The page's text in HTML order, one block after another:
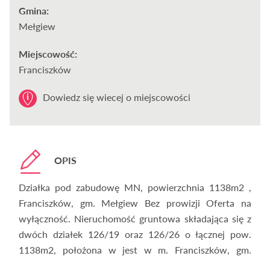
Gmina:
Mełgiew
Miejscowość:
Franciszków
Dowiedz się wiecej o miejscowości
OPIS
Działka pod zabudowę MN, powierzchnia 1138m2 ,
Franciszków, gm. Mełgiew Bez prowizji Oferta na
wyłączność. Nieruchomość gruntowa składająca się z
dwóch działek 126/19 oraz 126/26 o łącznej pow.
1138m2, położona w jest w m. Franciszków, gm.